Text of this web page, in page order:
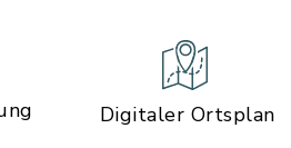
Digitaler Ortsplan